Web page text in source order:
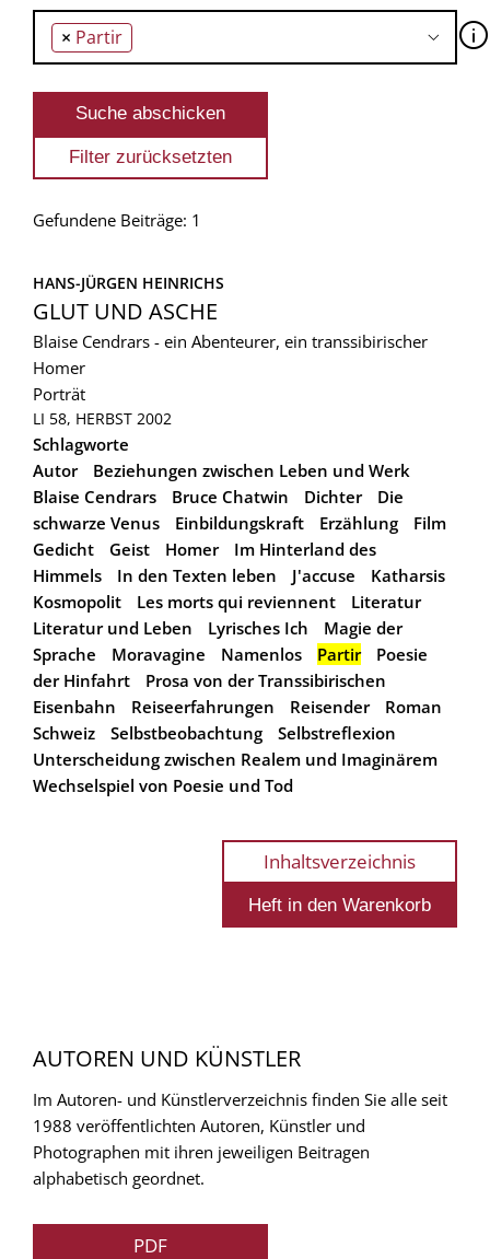
× Partir 🛈
Gefundene Beiträge: 1
HANS-JÜRGEN HEINRICHS
GLUT UND ASCHE
Blaise Cendrars - ein Abenteurer, ein transsibirischer
Homer
Porträt
LI 58, HERBST 2002
Schlagworte
Autor
Beziehungen zwischen Leben und Werk
Blaise Cendrars
Bruce Chatwin Dichter
Die
schwarze Venus
Einbildungskraft Erzählung
Film
Gedicht
Geist Homer
Im Hinterland des
Himmels
In den Texten leben J'accuse
Katharsis
Kosmopolit
Les morts qui reviennent
Literatur
Literatur und Leben
Lyrisches Ich
Magie der
Sprache
Moravagine Namenlos Partir
Poesie
der Hinfahrt
Prosa von der Transsibirischen
Eisenbahn
Reiseerfahrungen Reisender
Roman
Schweiz
Selbstbeobachtung
Selbstreflexion
Unterscheidung zwischen Realem und Imaginärem
Wechselspiel von Poesie und Tod
Inhaltsverzeichnis
AUTOREN UND KÜNSTLER
Im Autoren- und Künstlerverzeichnis finden Sie alle seit
1988 veröffentlichten Autoren, Künstler und
Photographen mit ihren jeweiligen Beitragen
alphabetisch geordnet.
PDF